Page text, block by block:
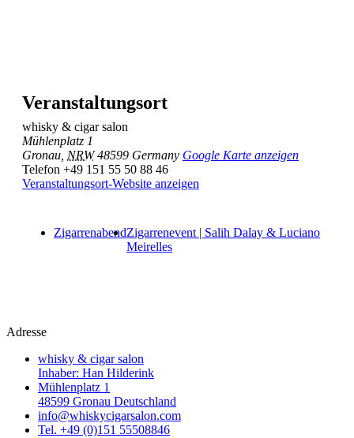
Veranstaltungsort
whisky & cigar salon
Mühlenplatz 1
Gronau NRW 48599 Germany Google Karte anzeigen
Telefon +49 151 55 50 88 46
Veranstaltungsort-Website anzeigen
ZigarrenabendZigarrenevent | Salih Dalay & Luciano
Meirelles
Adresse
whisky & cigar salon
Inhaber: Han Hilderink
Mühlenplatz 1
48599 Gronau Deutschland
info@whiskycigarsalon.com
Tel. +49 (0)151 55508846